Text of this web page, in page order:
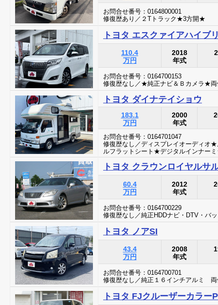
お問合せ番号：0164800001
修復歴あり／２Tトラック★3方開★
トヨタ エスクァイアハイブ
110.4
万円
2018
年式
お問合せ番号：0164700153
修復歴なし／★純正ナビ＆Ｂカメラ★
トヨタ ダイナテイショウ
183.1
万円
2000
年式
お問合せ番号：0164701047
修復歴なし／ディスプレイオーディ
ルフラットシート★デジタルインナー
トヨタ クラウンロイヤルサ
60.4
万円
2012
年式
お問合せ番号：0164700229
修復歴なし／純正HDDナビ・DTV・バ
トヨタ ノアSI
43.4
万円
2008
年式
お問合せ番号：0164700701
修復歴なし／純正１６インチアルミ 両
トヨタ FJクルーザーカラー